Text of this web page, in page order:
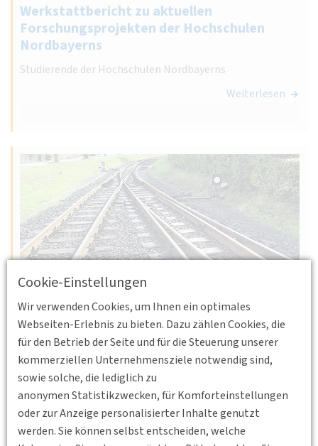
Cookie-Einstellungen
Wir verwenden Cookies, um Ihnen ein optimales
Webseiten-Erlebnis zu bieten. Dazu zählen Cookies, die
für den Betrieb der Seite und für die Steuerung unserer
kommerziellen Unternehmensziele notwendig sind,
sowie solche, die lediglich zu
anonymen Statistikzwecken, für Komforteinstellungen
oder zur Anzeige personalisierter Inhalte genutzt
werden. Sie können selbst entscheiden, welche
Werkstattbericht zu aktuellen
Forschungsprojekten der Hochschulen
Nordbayerns
Studierende der Hochschulen Nordbayerns
Weiterlesen
15.10.2026
Seestraße 19, 18119 Rostock
BV
Mecklenburg Vorpommern
21. Baltisches Verkehrsforum
Schienenverkehr 2026 – Resilienz von Güter- und
Personenverkehr im Kontext von Generalsanierungen